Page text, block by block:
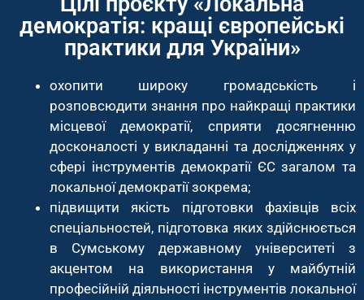
демократія: кращі європейські
практики для України»
охопити широку громадськість і
розповсюдити знання про найкращі практики
місцевої демократії, сприяти досягненню
досконалості у викладанні та дослідженнях у
сфері інструментів демократії ЄС загалом та
локальної демократії зокрема;
підвищити якість підготовки фахівців всіх
спеціальностей, підготовка яких здійснюється
в Сумському державному університеті з
акцентом на використання у майбутній
професійній діяльності інструментів локальної